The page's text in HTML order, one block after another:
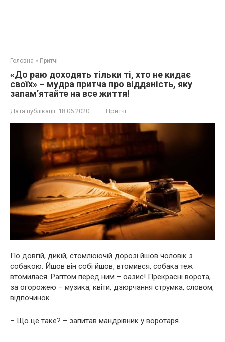
Головна » Притчі
«До раю доходять тільки ті, хто не кидає
своїх» – мудра притча про відданість, яку
запам’ятайте на все життя!
Дата публікації: 18.06.2020 Притчі
По довгій, дикій, стомлюючій дорозі йшов чоловік з
собакою. Йшов він собі йшов, втомився, собака теж
втомилася. Раптом перед ним – оазис! Прекрасні ворота,
за огорожею – музика, квіти, дзюрчання струмка, словом,
відпочинок.
– Що це таке? – запитав мандрівник у воротаря.